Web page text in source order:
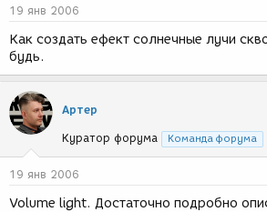
ы
и
19 янв 2006
Как создать ефект солнечные лучи
будь.
Артер
Куратор форума Команда форума
19 янв 2006
Volume light. Достаточно подробно